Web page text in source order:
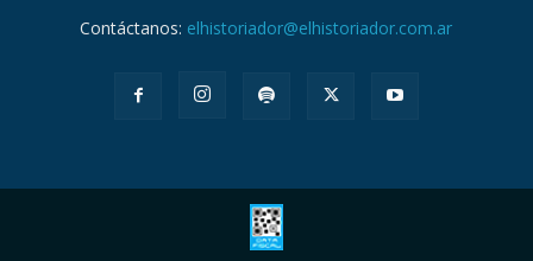
Contáctanos: elhistoriador@elhistoriador.com.ar